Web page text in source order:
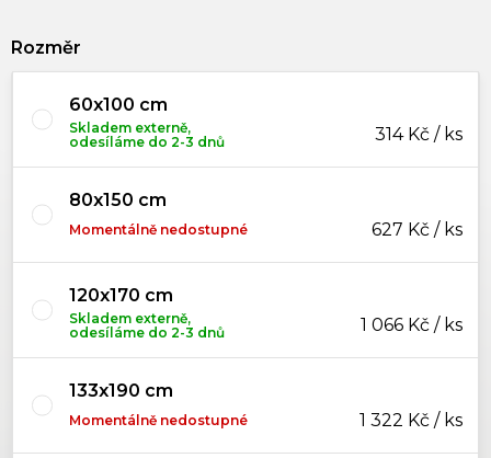
Rozměr
60x100 cm
Skladem externě,
odesíláme do 2-3 dnů
314 Kč / ks
80x150 cm
Momentálně nedostupné 627 Kč / ks
120x170 cm
Skladem externě,
odesíláme do 2-3 dnů
1 066 Kč / ks
133x190 cm
Momentálně nedostupné 1 322 Kč / ks